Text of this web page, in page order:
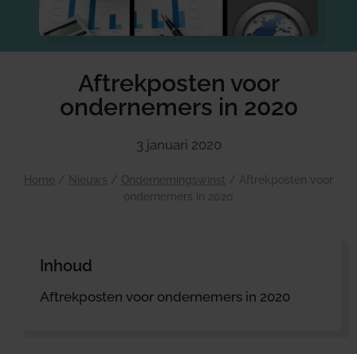
Aftrekposten voor
ondernemers in 2020
3 januari 2020
Home / Nieuws / Ondernemingswinst / Aftrekposten voor
ondernemers in 2020
Inhoud
Aftrekposten voor ondernemers in 2020